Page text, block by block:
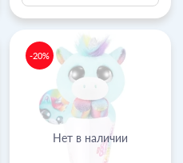
Нет в наличии
-20%